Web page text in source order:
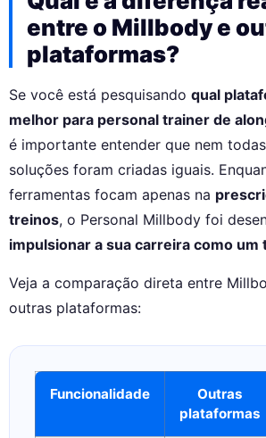
entre o Millbody e
plataformas?
Se você está pesquisando qual
melhor para personal trainer de
é importante entender que nem
soluções foram criadas iguais.
ferramentas focam apenas na
treinos, o Personal Millbody foi
impulsionar a sua carreira como um
Veja a comparação direta entre
outras plataformas:
Funcionalidade
Outras
plataformas